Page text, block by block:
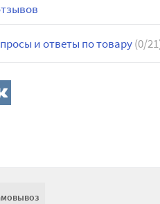
и ответы по товару(0/